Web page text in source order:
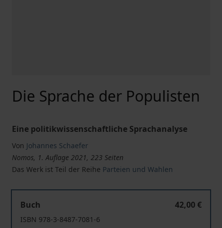
Die Sprache der Populisten
Eine politikwissenschaftliche Sprachanalyse
Von Johannes Schaefer
Nomos, 1. Auflage 2021, 223 Seiten
Das Werk ist Teil der Reihe Parteien und Wahlen
Buch
42,00 €
ISBN 978-3-8487-7081-6